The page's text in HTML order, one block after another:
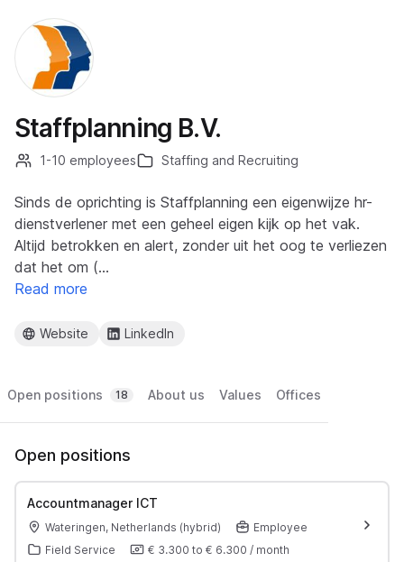
Staffplanning B.V.
1-10 employees Staffing and Recruiting
Sinds de oprichting is Staffplanning een eigenwijze hr-
dienstverlener met een geheel eigen kijk op het vak.
Altijd betrokken en alert, zonder uit het oog te verliezen
dat het om (…
Read more
Website LinkedIn
Open positions 18 About us Values Offices
Open positions
Accountmanager ICT
Wateringen, Netherlands (hybrid)
Employee
Field Service
€ 3.300 to € 6.300 / month